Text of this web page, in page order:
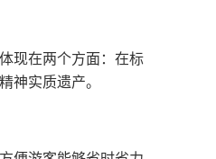
现在两个方面：在标
神实质遗产。